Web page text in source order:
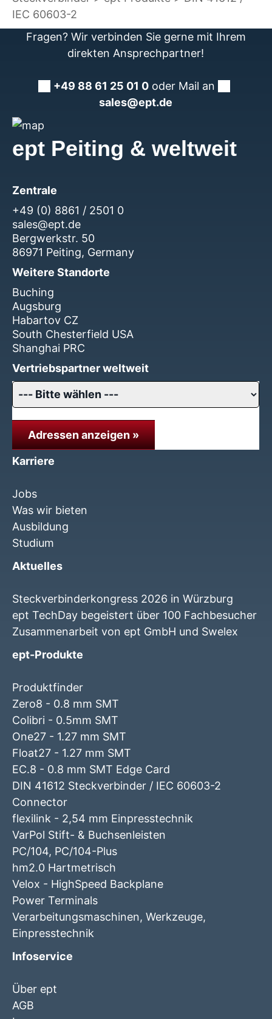
IEC 60603-2
Fragen? Wir verbinden Sie gerne mit Ihrem
direkten Ansprechpartner!
+49 88 61 25 01 0 oder Mail an
sales@ept.de
ept Peiting & weltweit
Zentrale
+49 (0) 8861 / 2501 0
sales@ept.de
Bergwerkstr. 50
86971 Peiting, Germany
Weitere Standorte
Buching
Augsburg
Habartov CZ
South Chesterfield USA
Shanghai PRC
Vertriebspartner weltweit
Adressen anzeigen »
Karriere
Jobs
Was wir bieten
Ausbildung
Studium
Aktuelles
Steckverbinderkongress 2026 in Würzburg
ept TechDay begeistert über 100 Fachbesucher
Zusammenarbeit von ept GmbH und Swelex
ept-Produkte
Produktfinder
Zero8 - 0.8 mm SMT
Colibri - 0.5mm SMT
One27 - 1.27 mm SMT
Float27 - 1.27 mm SMT
EC.8 - 0.8 mm SMT Edge Card
DIN 41612 Steckverbinder / IEC 60603-2
Connector
flexilink - 2,54 mm Einpresstechnik
VarPol Stift- & Buchsenleisten
PC/104, PC/104-Plus
hm2.0 Hartmetrisch
Velox - HighSpeed Backplane
Power Terminals
Verarbeitungsmaschinen, Werkzeuge,
Einpresstechnik
Infoservice
Über ept
AGB